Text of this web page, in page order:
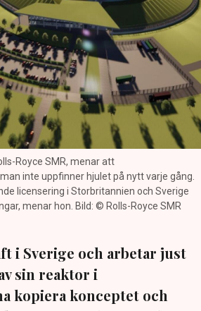
Royce SMR, menar att
inte uppfinner hjulet på nytt varje gång.
licensering i Storbritannien och Sverige
menar hon. Bild: © Rolls-Royce SMR
i Sverige och arbetar just
sin reaktor i
kopiera konceptet och